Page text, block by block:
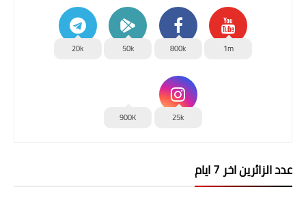
1m
800k
50k
20k
25k
900K
عدد الزائرين اخر 7 ايام